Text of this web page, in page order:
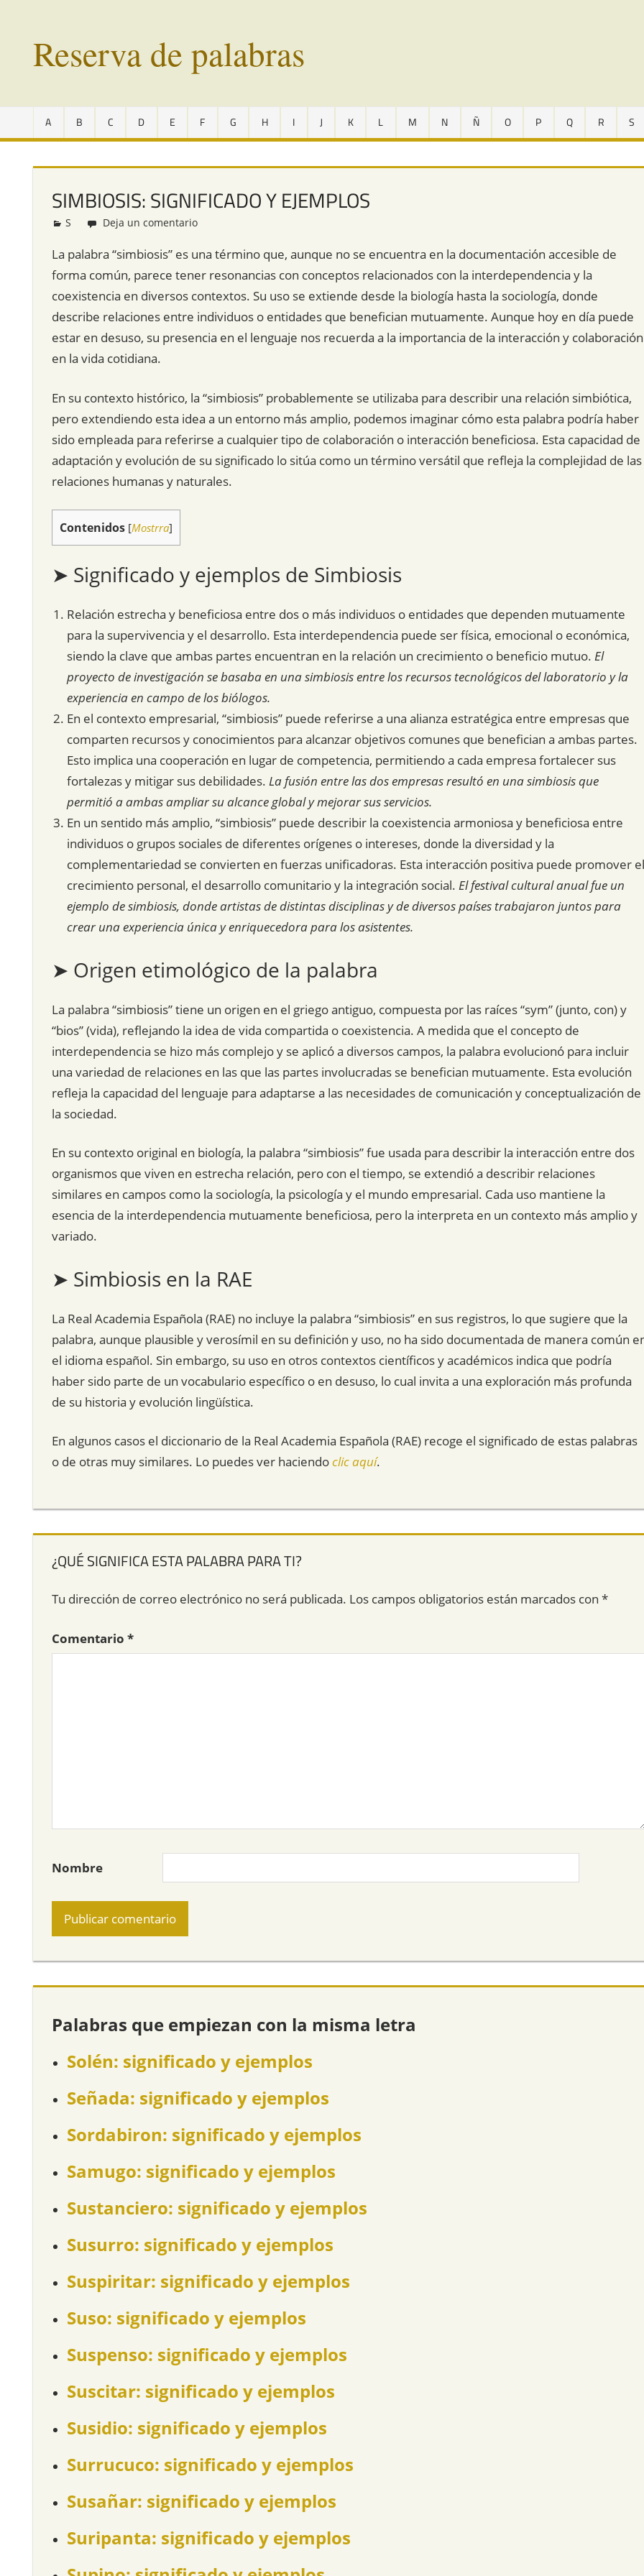
contenidoReserva de palabras
en
vías
extinción
todo
A B C D E F G H I J K L M N Ñ O P Q R S
SIMBIOSIS: SIGNIFICADO Y EJEMPLOS
Redacción
S Deja un comentario
La palabra “simbiosis” es una término que, aunque no se encuentra en la documentación accesible de
forma común, parece tener resonancias con conceptos relacionados con la interdependencia y la
coexistencia en diversos contextos. Su uso se extiende desde la biología hasta la sociología, donde
describe relaciones entre individuos o entidades que benefician mutuamente. Aunque hoy en día puede
estar en desuso, su presencia en el lenguaje nos recuerda a la importancia de la interacción y colaboración
en la vida cotidiana.
En su contexto histórico, la “simbiosis” probablemente se utilizaba para describir una relación simbiótica,
pero extendiendo esta idea a un entorno más amplio, podemos imaginar cómo esta palabra podría haber
sido empleada para referirse a cualquier tipo de colaboración o interacción beneficiosa. Esta capacidad de
adaptación y evolución de su significado lo sitúa como un término versátil que refleja la complejidad de las
relaciones humanas y naturales.
Contenidos [Mostrra]
➤ Significado y ejemplos de Simbiosis
Relación estrecha y beneficiosa entre dos o más individuos o entidades que dependen mutuamente
para la supervivencia y el desarrollo. Esta interdependencia puede ser física, emocional o económica,
siendo la clave que ambas partes encuentran en la relación un crecimiento o beneficio mutuo. El
proyecto de investigación se basaba en una simbiosis entre los recursos tecnológicos del laboratorio y la
experiencia en campo de los biólogos.
En el contexto empresarial, “simbiosis” puede referirse a una alianza estratégica entre empresas que
comparten recursos y conocimientos para alcanzar objetivos comunes que benefician a ambas partes.
Esto implica una cooperación en lugar de competencia, permitiendo a cada empresa fortalecer sus
fortalezas y mitigar sus debilidades. La fusión entre las dos empresas resultó en una simbiosis que
permitió a ambas ampliar su alcance global y mejorar sus servicios.
En un sentido más amplio, “simbiosis” puede describir la coexistencia armoniosa y beneficiosa entre
individuos o grupos sociales de diferentes orígenes o intereses, donde la diversidad y la
complementariedad se convierten en fuerzas unificadoras. Esta interacción positiva puede promover el
crecimiento personal, el desarrollo comunitario y la integración social. El festival cultural anual fue un
ejemplo de simbiosis, donde artistas de distintas disciplinas y de diversos países trabajaron juntos para
crear una experiencia única y enriquecedora para los asistentes.
➤ Origen etimológico de la palabra
La palabra “simbiosis” tiene un origen en el griego antiguo, compuesta por las raíces “sym” (junto, con) y
“bios” (vida), reflejando la idea de vida compartida o coexistencia. A medida que el concepto de
interdependencia se hizo más complejo y se aplicó a diversos campos, la palabra evolucionó para incluir
una variedad de relaciones en las que las partes involucradas se benefician mutuamente. Esta evolución
refleja la capacidad del lenguaje para adaptarse a las necesidades de comunicación y conceptualización de
la sociedad.
En su contexto original en biología, la palabra “simbiosis” fue usada para describir la interacción entre dos
organismos que viven en estrecha relación, pero con el tiempo, se extendió a describir relaciones
similares en campos como la sociología, la psicología y el mundo empresarial. Cada uso mantiene la
esencia de la interdependencia mutuamente beneficiosa, pero la interpreta en un contexto más amplio y
variado.
➤ Simbiosis en la RAE
La Real Academia Española (RAE) no incluye la palabra “simbiosis” en sus registros, lo que sugiere que la
palabra, aunque plausible y verosímil en su definición y uso, no ha sido documentada de manera común
el idioma español. Sin embargo, su uso en otros contextos científicos y académicos indica que podría
haber sido parte de un vocabulario específico o en desuso, lo cual invita a una exploración más profunda
de su historia y evolución lingüística.
En algunos casos el diccionario de la Real Academia Española (RAE) recoge el significado de estas palabras
o de otras muy similares. Lo puedes ver haciendoclic aquí.
¿QUÉ SIGNIFICA ESTA PALABRA PARA TI?
Tu dirección de correo electrónico no será publicada. Los campos obligatorios están marcados con *
Comentario *
Nombre
Palabras que empiezan con la misma letra
Solén: significado y ejemplos
Señada: significado y ejemplos
Sordabiron: significado y ejemplos
Samugo: significado y ejemplos
Sustanciero: significado y ejemplos
Susurro: significado y ejemplos
Suspiritar: significado y ejemplos
Suso: significado y ejemplos
Suspenso: significado y ejemplos
Suscitar: significado y ejemplos
Susidio: significado y ejemplos
Surrucuco: significado y ejemplos
Susañar: significado y ejemplos
Suripanta: significado y ejemplos